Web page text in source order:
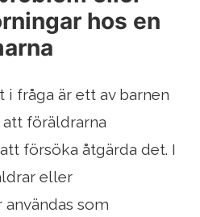
hos en
fråga är ett av barnen
föräldrarna
försöka åtgärda det. I
eller
som